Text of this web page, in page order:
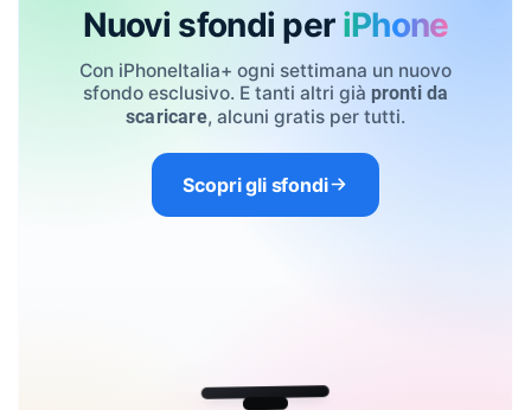
Nuovi sfondi per iPhone
Con iPhoneItalia+ ogni settimana un nuovo
sfondo esclusivo. E tanti altri già pronti da
scaricare, alcuni gratis per tutti.
Scopri gli sfondi